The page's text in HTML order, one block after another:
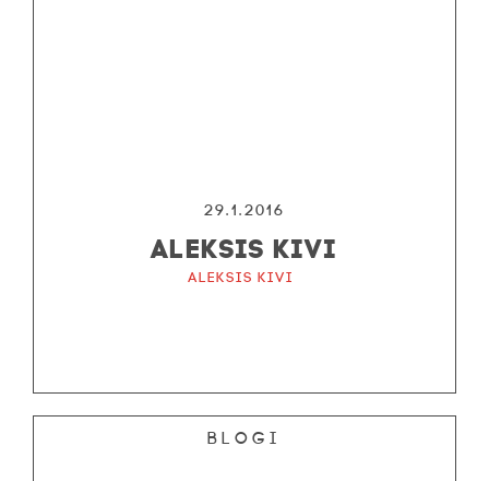
29.1.2016
ALEKSIS KIVI
Aleksis Kivi
Blogi